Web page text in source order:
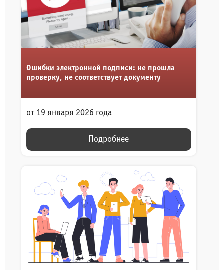
Ошибки электронной подписи: не прошла
проверку, не соответствует документу
от 19 января 2026 года
Подробнее